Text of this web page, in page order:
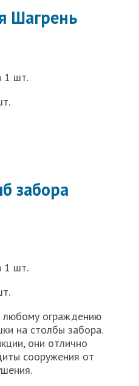
Шагрень
1 шт.
забора
1 шт.
любому ограждению
на столбы забора.
они отлично
сооружения от